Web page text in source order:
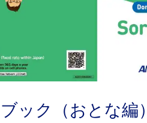
ック（おとな編）